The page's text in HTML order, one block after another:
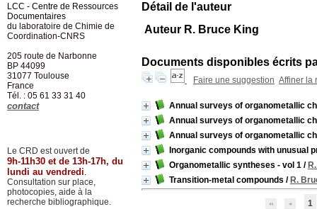
Détail de l'auteur
Auteur R. Bruce King
Documents disponibles écrits
Faire une suggestion Affiner la
Annual surveys of organometallic
Annual surveys of organometallic
Annual surveys of organometallic
Inorganic compounds with unusual
Organometallic syntheses - vol 1 /
Transition-metal compounds / R.
1
LCC - Centre de Ressources
Documentaires
du laboratoire de Chimie de
Coordination-CNRS
205 route de Narbonne
BP 44099
31077 Toulouse
France
Tél. : 05 61 33 31 40
contact
Le CRD est ouvert de
9h-11h30 et de 13h-17h, du
lundi au vendredi.
Consultation sur place,
photocopies, aide à la
recherche bibliographique.